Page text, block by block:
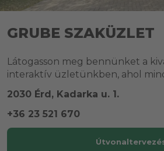
GRUBE SZAKÜZLET
Látogasson meg bennünket a
interaktív üzletünkben, ahol
2030 Érd, Kadarka u. 1.
+36 23 521 670